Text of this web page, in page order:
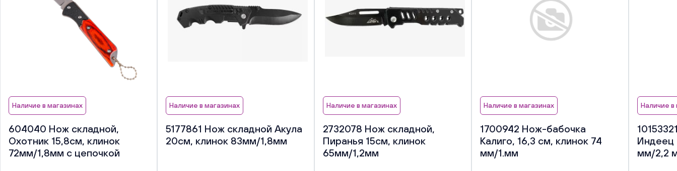
Наличие в магазинах
604040 Нож складной,
Охотник 15,8см, клинок
72мм/1,8мм с цепочкой
Наличие в магазинах
5177861 Нож складной Акула
20см, клинок 83мм/1,8мм
Наличие в магазинах
2732078 Нож складной,
Пиранья 15см, клинок
65мм/1,2мм
Наличие в магазинах
1700942 Нож-бабочка
Калиго, 16,3 см, клинок 74
мм/1.мм
Наличие в
Индеец
мм/2,2